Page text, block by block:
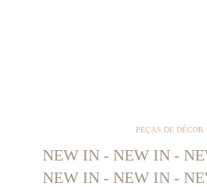
PEÇAS DE DÉCOR
NEW IN - NEW IN -
NEW IN - NEW IN -